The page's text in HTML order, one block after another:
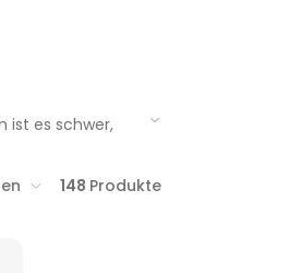
schwer, ein
148Produkte